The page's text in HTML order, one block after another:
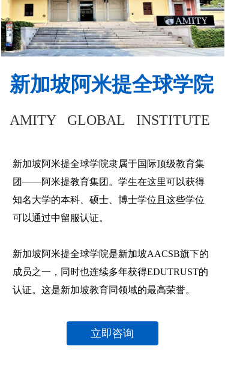
新加坡阿米提全球学院隶属于国际顶级教育集
团——阿米提教育集团。学生在这里可以获得
知名大学的本科、硕士、博士学位且这些学位
可以通过中留服认证。
新加坡阿米提全球学院是新加坡AACSB旗下的
成员之一，同时也连续多年获得EDUTRUST的
认证。这是新加坡教育同领域的最高荣誉。
立即咨询
新加坡阿米提全球学院
AMITY GLOBAL INSTITUTE